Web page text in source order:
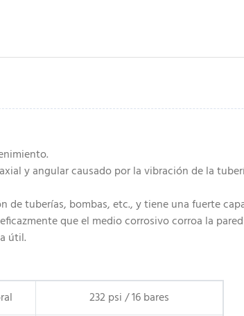
y angular causado por la vibración de la
tuberías, bombas, etc., y tiene una fuerte
que el medio corrosivo corroa la
útil.
232 psi / 16 bares